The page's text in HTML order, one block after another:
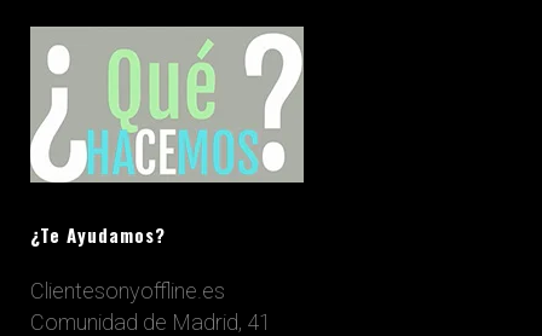
¿Te Ayudamos?
Clientesonyoffline.es
Comunidad de Madrid, 41